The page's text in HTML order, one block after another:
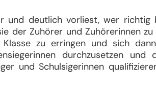
und deutlich vorliest, wer
der Zuhörer und Zuhörerinnen
zu erringen und sich
durchzusetzen
und Schulsigerinnen